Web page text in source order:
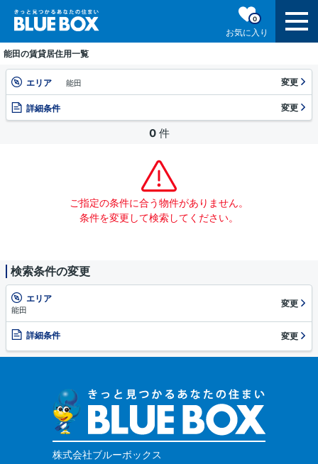
お気に入り
0
能田の賃貸居住用一覧
エリア 能田 変更
詳細条件 変更
0 件
ご指定の条件に合う物件がありません。
条件を変更して検索してください。
検索条件の変更
エリア
能田
変更
詳細条件 変更
株式会社ブルーボックス